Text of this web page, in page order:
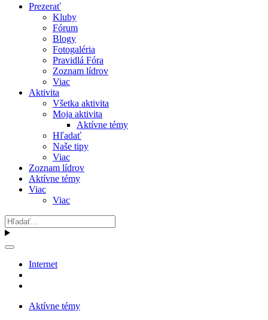
Prezerať
Kluby
Fórum
Blogy
Fotogaléria
Pravidlá Fóra
Zoznam lídrov
Viac
Aktivita
Všetka aktivita
Moja aktivita
Aktívne témy
Hľadať
Naše tipy
Viac
Zoznam lídrov
Aktívne témy
Viac
Viac
Internet
Aktívne témy